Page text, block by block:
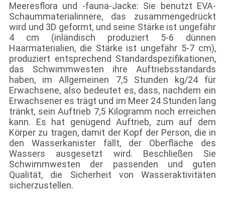
Meeresflora und -fauna-Jacke: Sie benutzt EVA-
Schaummaterialinnere, das zusammengedrückt
wird und 3D geformt, und seine Stärke ist ungefähr
4 cm (inländisch produziert 5-6 dünnen
Haarmaterialien, die Stärke ist ungefähr 5-7 cm),
produziert entsprechend Standardspezifikationen,
das Schwimmwesten ihre Auftriebsstandards
haben, im Allgemeinen 7,5 Stunden kg/24 für
Erwachsene, also bedeutet es, dass, nachdem ein
Erwachsener es trägt und im Meer 24 Stunden lang
tränkt, sein Auftrieb 7,5 Kilogramm noch erreichen
kann. Es hat genügend Auftrieb, zum auf dem
Körper zu tragen, damit der Kopf der Person, die in
den Wasserkanister fällt, der Oberfläche des
Wassers ausgesetzt wird. Beschließen Sie
Schwimmwesten der passenden und guten
Qualität, die Sicherheit von Wasseraktivitäten
sicherzustellen.